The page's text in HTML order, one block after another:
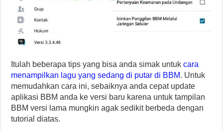
Itulah beberapa tips yang bisa anda simak untukcara
menampilkan lagu yang sedang di putar di BBM. Untuk
memudahkan cara ini, sebaiknya anda cepat update
aplikasi BBM anda ke versi baru karena untuk tampilan
BBM versi lama mungkin agak sedikit berbeda dengan
tutorial diatas.